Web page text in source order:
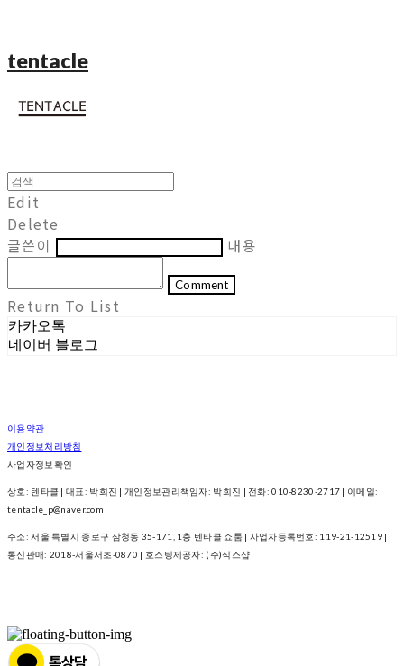
tentacle
Edit
Delete
글쓴이
내용
Comment
Return To List
카카오톡
네이버 블로그
이용약관
개인정보처리방침
사업자정보확인
상호: 텐타클 | 대표: 박희진 | 개인정보관리책임자: 박희진 | 전화: 010-8230-2717 | 이메일:
tentacle_p@naver.com
주소: 서울 특별시 종로구 삼청동 35-171, 1층 텐타클 쇼룸 | 사업자등록번호: 119-21-12519 |
통신판매: 2018-서울서초-0870 | 호스팅제공자: (주)식스샵